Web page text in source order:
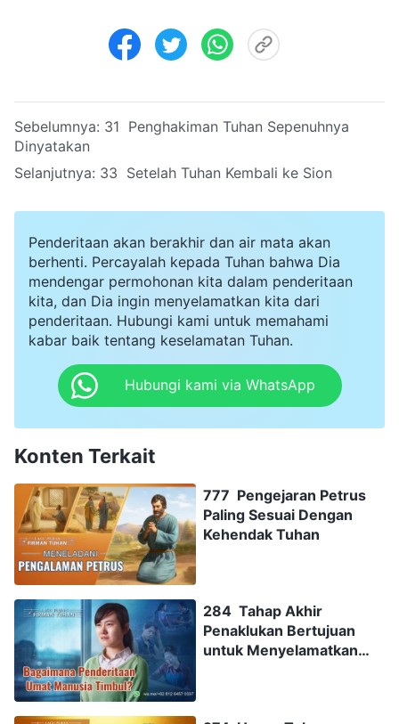
Sebelumnya: 31 Penghakiman Tuhan Sepenuhnya
Dinyatakan
Selanjutnya: 33 Setelah Tuhan Kembali ke Sion
Penderitaan akan berakhir dan air mata akan
berhenti. Percayalah kepada Tuhan bahwa Dia
mendengar permohonan kita dalam penderitaan
kita, dan Dia ingin menyelamatkan kita dari
penderitaan. Hubungi kami untuk memahami
kabar baik tentang keselamatan Tuhan.
Hubungi kami via WhatsApp
Konten Terkait
777 Pengejaran Petrus
Paling Sesuai Dengan
Kehendak Tuhan
284 Tahap Akhir
Penaklukan Bertujuan
untuk Menyelamatkan